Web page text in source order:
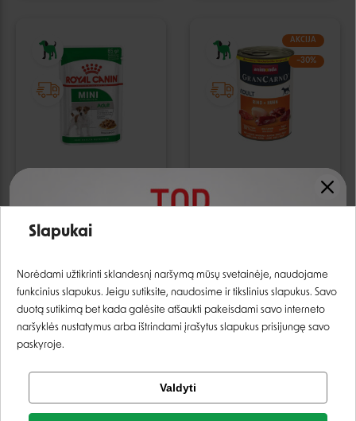
konservai suaugusiems
0,99 €
AKCIJA
−30%
Animonda GranCarno
konservai su jautiena ir
Registruotis
Facebook
Slapukai
Norėdami užtikrinti sklandesnį naršymą mūsų svetainėje, naudojame
funkcinius slapukus. Jeigu sutiksite, naudosime ir tikslinius slapukus. Savo
duotą sutikimą bet kada galėsite atšaukti pakeisdami savo interneto
naršyklės nustatymus arba ištrindami įrašytus slapukus prisijungę savo
paskyroje.
Valdyti